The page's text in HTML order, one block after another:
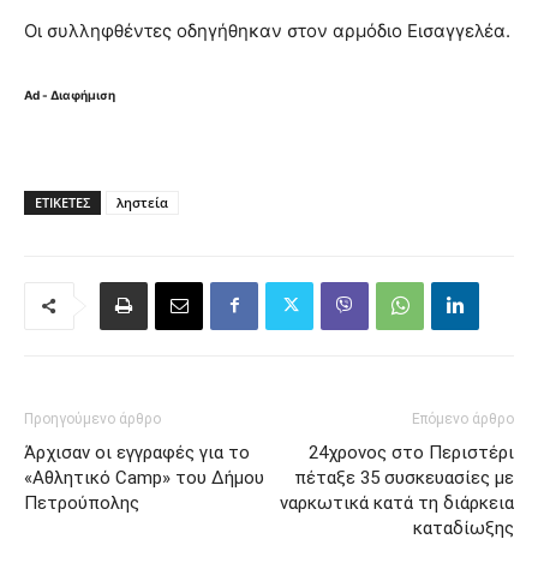
Οι συλληφθέντες οδηγήθηκαν στον αρμόδιο Εισαγγελέα.
Ad - Διαφήμιση
ΕΤΙΚΈΤΕΣ ληστεία
Προηγούμενο άρθρο
Άρχισαν οι εγγραφές για το
«Αθλητικό Camp» του Δήμου
Πετρούπολης
Επόμενο άρθρο
24χρονος στο Περιστέρι
πέταξε 35 συσκευασίες με
ναρκωτικά κατά τη διάρκεια
καταδίωξης